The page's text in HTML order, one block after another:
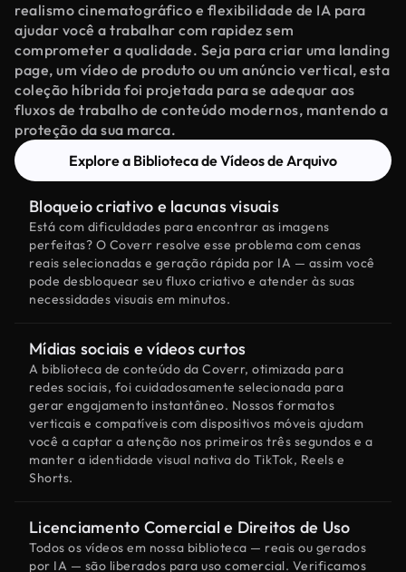
realismo cinematográfico e flexibilidade de IA para
ajudar você a trabalhar com rapidez sem
comprometer a qualidade. Seja para criar uma landing
page, um vídeo de produto ou um anúncio vertical, esta
coleção híbrida foi projetada para se adequar aos
fluxos de trabalho de conteúdo modernos, mantendo a
proteção da sua marca.
Explore a Biblioteca de Vídeos de Arquivo
Bloqueio criativo e lacunas visuais
Está com dificuldades para encontrar as imagens
perfeitas? O Coverr resolve esse problema com cenas
reais selecionadas e geração rápida por IA — assim você
pode desbloquear seu fluxo criativo e atender às suas
necessidades visuais em minutos.
Mídias sociais e vídeos curtos
A biblioteca de conteúdo da Coverr, otimizada para
redes sociais, foi cuidadosamente selecionada para
gerar engajamento instantâneo. Nossos formatos
verticais e compatíveis com dispositivos móveis ajudam
você a captar a atenção nos primeiros três segundos e a
manter a identidade visual nativa do TikTok, Reels e
Shorts.
Licenciamento Comercial e Direitos de Uso
Todos os vídeos em nossa biblioteca — reais ou gerados
por IA — são liberados para uso comercial. Verificamos